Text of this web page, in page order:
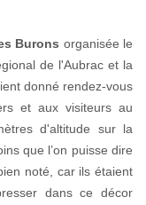
Burons organisée le
de l'Aubrac et la
donné rendez-vous
et aux visiteurs au
d'altitude sur la
que l’on puisse dire
noté, car ils étaient
dans ce décor